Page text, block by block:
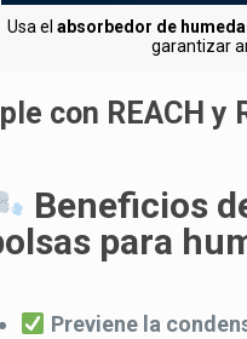
Usa el absorbedor de
garantizar
con REACH y
Beneficios
para
Previene la